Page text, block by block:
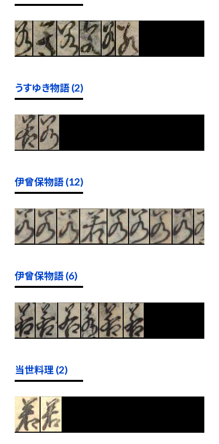
うすゆき物語 (2)
伊曾保物語 (12)
伊曾保物語 (6)
当世料理 (2)